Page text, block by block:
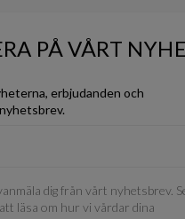
PÅ VÅRT
erbjudanden och
dig från vårt nyhetsbrev.
läsa om hur vi vårdar dina